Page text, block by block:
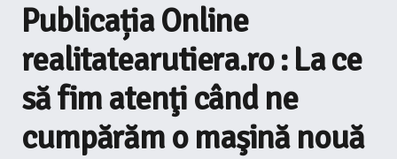
Publicația Online
realitatearutiera.ro : La ce
să fim atenţi când ne
cumpărăm o maşină nouă